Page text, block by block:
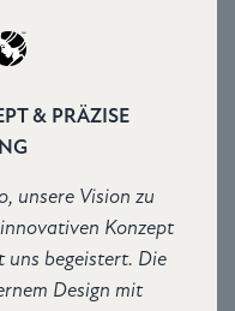
& PRÄZISE
unsere Vision zu
Konzept
uns begeistert. Die
Design mit